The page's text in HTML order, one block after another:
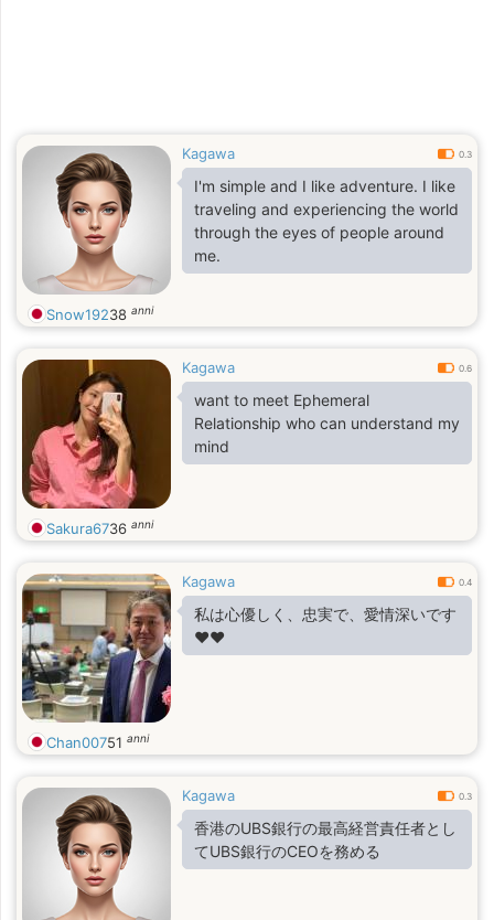
Kagawa 0.3
I'm simple and I like adventure. I like
traveling and experiencing the world
through the eyes of people around
me.
Snow19238 anni
Kagawa 0.6
want to meet Ephemeral
Relationship who can understand my
mind
Sakura6736 anni
Kagawa 0.4
私は心優しく、忠実で、愛情深いです
❤️❤️
Chan00751 anni
Kagawa 0.3
香港のUBS銀行の最高経営責任者とし
てUBS銀行のCEOを務める